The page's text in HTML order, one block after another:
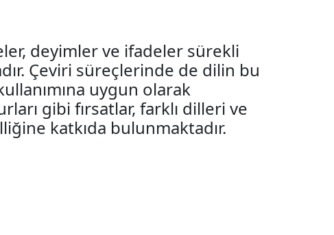
deyimler ve ifadeler sürekli
Çeviri süreçlerinde de dilin bu
uygun olarak
gibi fırsatlar, farklı dilleri ve
katkıda bulunmaktadır.